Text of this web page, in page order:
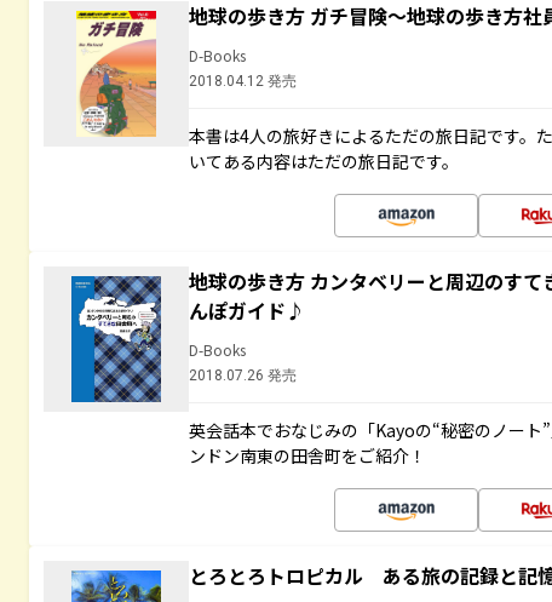
地球の歩き方 ガチ冒険～地球の歩き方社
D-Books
2018.04.12 発売
本書は4人の旅好きによるただの旅日記です。
いてある内容はただの旅日記です。
地球の歩き方 カンタベリーと周辺のす
んぽガイド♪
D-Books
2018.07.26 発売
英会話本でおなじみの「Kayoの“秘密のノー
ンドン南東の田舎町をご紹介！
とろとろトロピカル ある旅の記録と